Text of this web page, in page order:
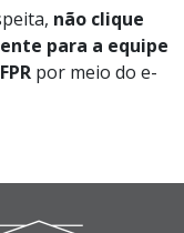
não clique
para a equipe
por meio do e-